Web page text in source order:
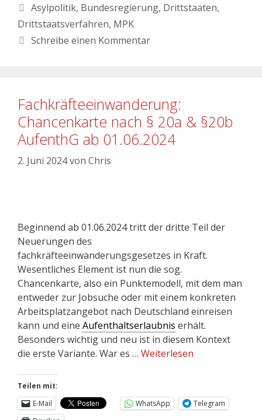
Asylpolitik, Bundesregierung, Drittstaaten,
Drittstaatsverfahren, MPK
Schreibe einen Kommentar
Fachkräfteeinwanderung:
Chancenkarte nach § 20a & §20b
AufenthG ab 01.06.2024
2. Juni 2024von Chris
Beginnend ab 01.06.2024 tritt der dritte Teil der
Neuerungen des
fachkräfteeinwanderungsgesetzes in Kraft.
Wesentliches Element ist nun die sog.
Chancenkarte, also ein Punktemodell, mit dem man
entweder zur Jobsuche oder mit einem konkreten
Arbeitsplatzangebot nach Deutschland einreisen
kann und eine Aufenthaltserlaubnis erhält.
Besonders wichtig und neu ist in diesem Kontext
die erste Variante. War es … Weiterlesen
Teilen mit:
E-Mail
WhatsApp
Telegram